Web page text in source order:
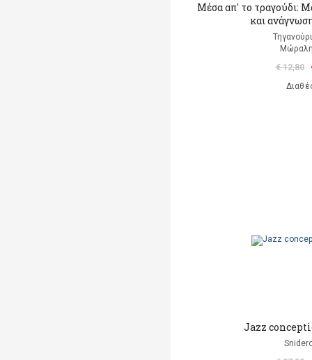
Μέσα απ' το τραγούδι:
και
€ 12,80
Jazz